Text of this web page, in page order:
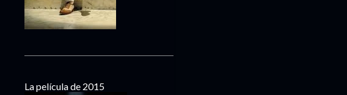
La película de 2015